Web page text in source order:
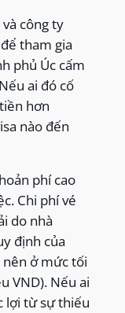
công ty
tham gia
phủ Úc cấm
ai đó cố
hơn
nào đến
phí cao
Chi phí vé
do nhà
định của
nên ở mức tối
VND). Nếu ai
lợi từ sự thiếu